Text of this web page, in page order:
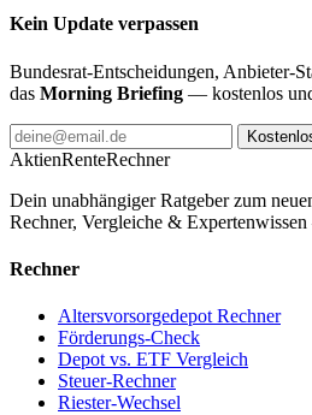
Kein Update verpassen
Bundesrat-Entscheidungen, Anbieter-
das Morning Briefing — kostenlos
AktienRenteRechner
Dein unabhängiger Ratgeber zum
Rechner, Vergleiche &
Rechner
Altersvorsorgedepot Rechner
Förderungs-Check
Depot vs. ETF Vergleich
Steuer-Rechner
Riester-Wechsel